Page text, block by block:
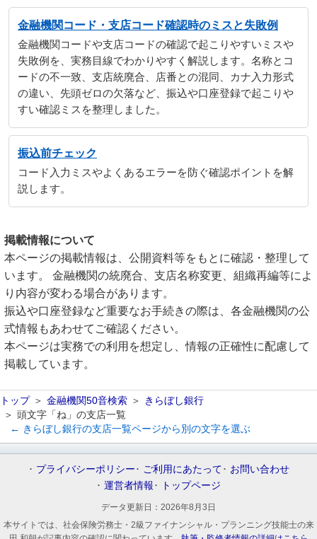
金融機関コード・支店コード確認時のミスと失敗例
金融機関コードや支店コードの確認で起こりやすいミスや
失敗例を、実務目線でわかりやすく解説します。名称とコ
ードの不一致、支店統廃合、店番との混同、カナ入力形式
の違い、先頭ゼロの欠落など、振込や口座登録で起こりや
すい確認ミスを整理しました。
振込前チェック
コード入力ミスやよくあるエラーを防ぐ確認ポイントを解
説します。
掲載情報について
本ページの掲載情報は、公開資料等をもとに確認・整理して
います。 金融機関の統廃合、支店名称変更、組織再編等によ
り内容が変わる場合があります。
振込や口座登録など重要なお手続きの際は、各金融機関の公
式情報もあわせてご確認ください。
本ページは実務での利用を想定し、情報の正確性に配慮して
掲載しています。
トップ 金融機関50音検索
きらぼし銀行
頭文字「ね」の支店一覧
← きらぼし銀行の支店一覧ページから別の文字を選ぶ
プライバシーポリシー ご利用にあたって
お問い合わせ
運営者情報
トップページ
データ更新日： 2026年8月3日
本サイトでは、社会保険労務士・2級ファイナンシャル・プランニング技能士の来